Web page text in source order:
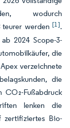
wodurch
werden [1].
2024 Scope-3-
die
verzeichnete
die
Fußabdruck
lenken die
zertifiziertes Bio-